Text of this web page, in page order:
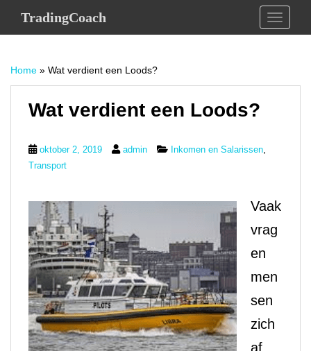
TradingCoach
Home » Wat verdient een Loods?
Wat verdient een Loods?
oktober 2, 2019 admin Inkomen en Salarissen
Transport
Vaak
vrag
en
men
sen
zich
af